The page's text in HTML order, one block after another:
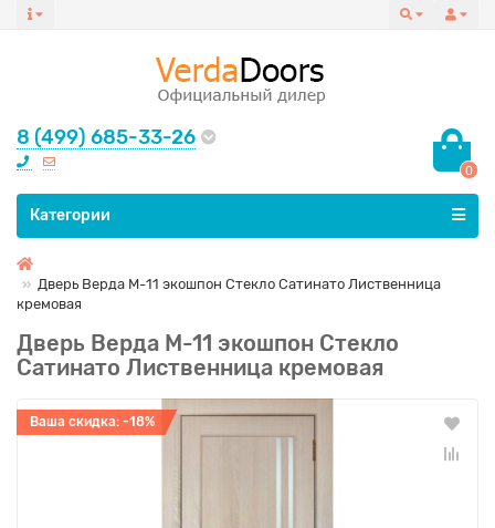
8 (499) 685-33-26
0
Все категории
Категории
Дверь Верда М-11 экошпон Стекло Сатинато Лиственница
кремовая
Дверь Верда М-11 экошпон Стекло
Сатинато Лиственница кремовая
Ваша скидка: -18%